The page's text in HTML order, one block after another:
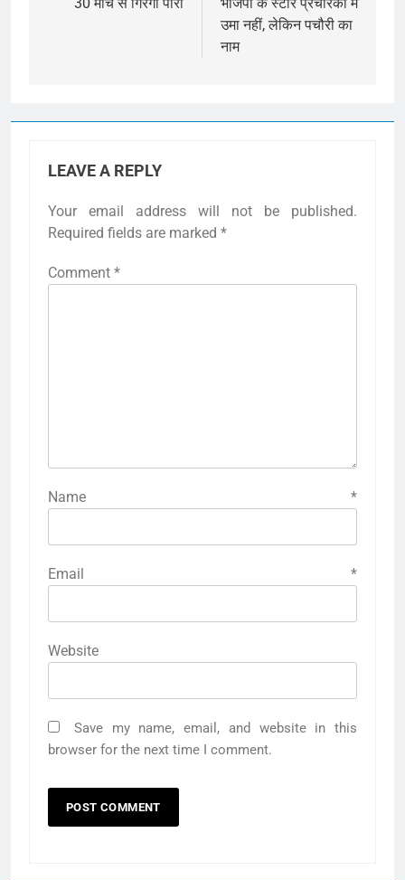
उमा नहीं, लेकिन पचौरी का
नाम
LEAVE A REPLY
Your email address will not be published.
Required fields are marked *
Comment *
Name *
Email *
Website
Save my name, email, and website in this
browser for the next time I comment.